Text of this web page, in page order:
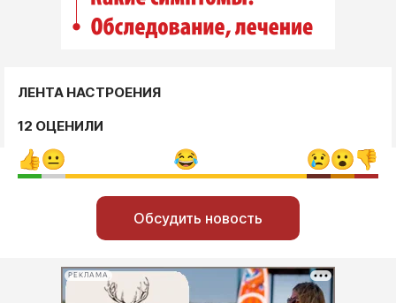
ЛЕНТА НАСТРОЕНИЯ
12 ОЦЕНИЛИ
Обсудить новость
РЕКЛАМА